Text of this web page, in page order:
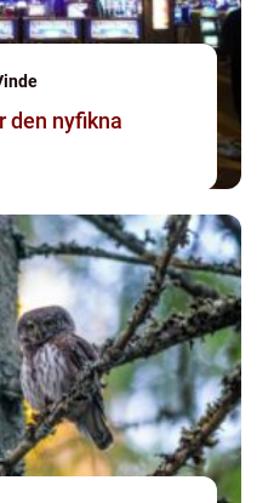
den nyfikna